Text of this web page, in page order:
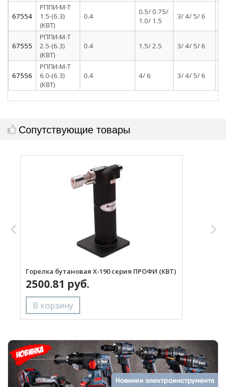
67554
РППИ-М-Т
1.5-(6.3)
(КВТ)
0.4
0.5/ 0.75/
1.0/ 1.5
3/ 4/ 5/ 6
67555
РППИ-М-Т
2.5-(6.3)
(КВТ)
0.4 1.5/ 2.5 3/ 4/ 5/ 6
67556
РППИ-М-Т
6.0-(6.3)
(КВТ)
0.4 4/ 6 3/ 4/ 5/ 6
Сопутствующие товары
Горелка бутановая X-190 серия ПРОФИ (КВТ)
2500.81 руб.